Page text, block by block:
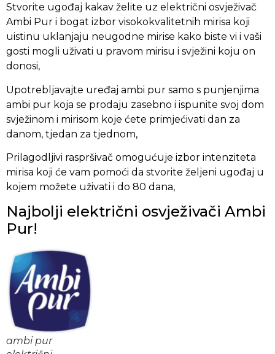
Stvorite ugođaj kakav želite uz električni osvježivač
Ambi Pur i bogat izbor visokokvalitetnih mirisa koji
uistinu uklanjaju neugodne mirise kako biste vi i vaši
gosti mogli uživati u pravom mirisu i svježini koju on
donosi,
Upotrebljavajte uređaj ambi pur samo s punjenjima
ambi pur koja se prodaju zasebno i ispunite svoj dom
svježinom i mirisom koje ćete primjećivati dan za
danom, tjedan za tjednom,
Prilagodljivi raspršivač omogućuje izbor intenziteta
mirisa koji će vam pomoći da stvorite željeni ugođaj u
kojem možete uživati i do 80 dana,
Najbolji električni osvježivači Ambi
Pur!
ambi pur